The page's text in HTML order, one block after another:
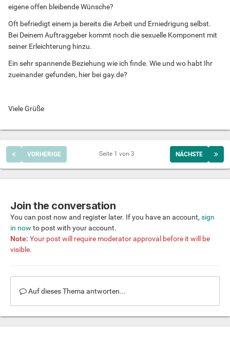
eigene offen bleibende Wünsche?
Oft befriedigt einem ja bereits die Arbeit und Erniedrigung selbst.
Bei Deinem Auftraggeber kommt noch die sexuelle Komponent mit
seiner Erleichterung hinzu.
Ein sehr spannende Beziehung wie ich finde. Wie und wo habt Ihr
zueinander gefunden, hier bei gay.de?
Viele Grüße
VORHERIGE NÄCHSTE
Seite 1 von 3
Join the conversation
You can post now and register later. If you have an account, sign
in now to post with your account.
Note: Your post will require moderator approval before it will be
visible.
Auf dieses Thema antworten...